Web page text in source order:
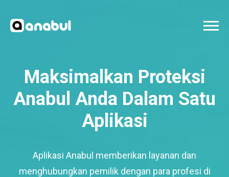
Maksimalkan Proteksi
Anabul Anda Dalam Satu
Aplikasi
Aplikasi Anabul memberikan layanan dan
menghubungkan pemilik dengan para profesi di